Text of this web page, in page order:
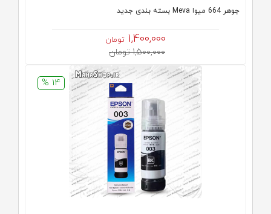
جوهر 664 میوا Meva بسته بندی جدید
1,400,000 تومان
1,500,000 تومان
14 %